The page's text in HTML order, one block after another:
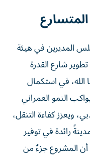
المديرين في هيئة
شارع القدرة
الله، في استكمال
النمو العمراني
ويعزز كفاءة التنقل،
رائدة في توفير
أن المشروع جزءٌ من